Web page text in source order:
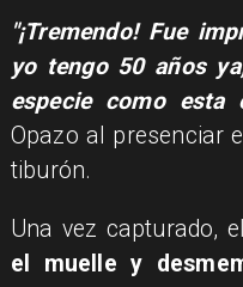
​"¡Tremendo! Fue
yo tengo 50 años
especie como esta
Opazo al presenciar
tiburón.
​Una vez capturado,
el muelle y